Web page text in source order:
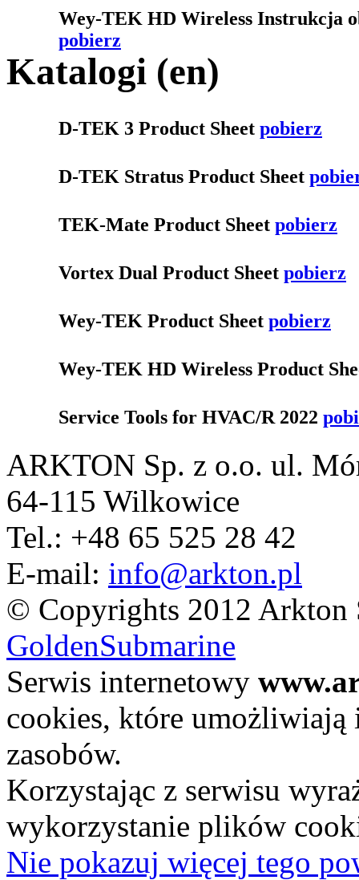
Wey-TEK HD Wireless Instrukcja
pobierz
Katalogi (en)
D-TEK 3 Product Sheet pobierz
D-TEK Stratus Product Sheet
TEK-Mate Product Sheet pobierz
Vortex Dual Product Sheet pobierz
Wey-TEK Product Sheet pobierz
Wey-TEK HD Wireless Product
Service Tools for HVAC/R 2022
ARKTON Sp. z o.o. ul.
64-115 Wilkowice
Tel.: +48 65 525 28 42
E-mail: info@arkton.pl
© Copyrights 2012 Arkton
GoldenSubmarine
Serwis internetowy
cookies, które umożliwiają
zasobów.
Korzystając z serwisu
wykorzystanie plików
Nie pokazuj więcej tego